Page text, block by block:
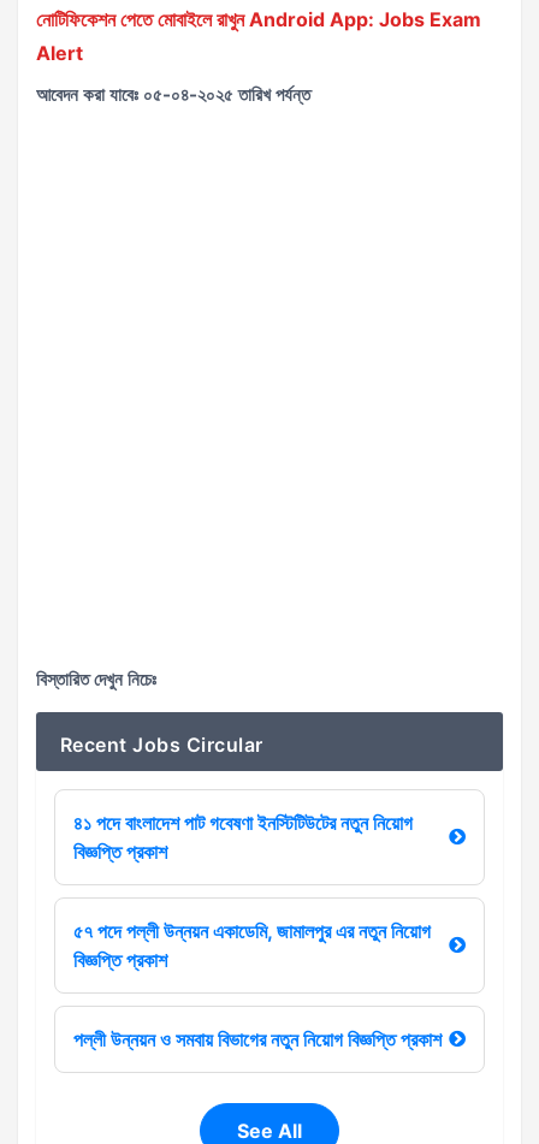
নোটিফিকেশন পেতে মোবাইলে রাখুন Android App: Jobs Exam
Alert
আবেদন করা যাবেঃ ০৫-০৪-২০২৫ তারিখ পর্যন্ত
বিস্তারিত দেখুন নিচেঃ
Recent Jobs Circular
৪১ পদে বাংলাদেশ পাট গবেষণা ইনস্টিটিউটের নতুন নিয়োগ
বিজ্ঞপ্তি প্রকাশ
৫৭ পদে পল্লী উন্নয়ন একাডেমি, জামালপুর এর নতুন নিয়োগ
বিজ্ঞপ্তি প্রকাশ
পল্লী উন্নয়ন ও সমবায় বিভাগের নতুন নিয়োগ বিজ্ঞপ্তি প্রকাশ
See All